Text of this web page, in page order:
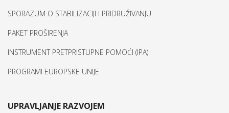
SPORAZUM O STABILIZACIJI I PRIDRUŽIVANJU
PAKET PROŠIRENJA
INSTRUMENT PRETPRISTUPNE POMOĆI (IPA)
PROGRAMI EUROPSKE UNIJE
UPRAVLJANJE RAZVOJEM